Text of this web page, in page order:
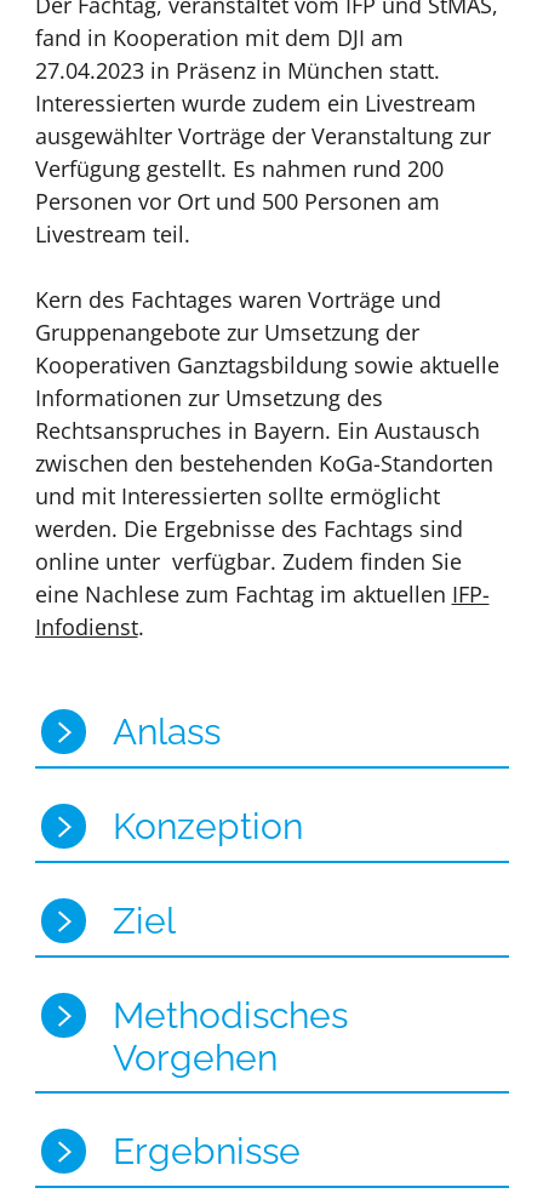
fand in Kooperation mit dem DJI am
27.04.2023 in Präsenz in München statt.
Interessierten wurde zudem ein Livestream
ausgewählter Vorträge der Veranstaltung zur
Verfügung gestellt. Es nahmen rund 200
Personen vor Ort und 500 Personen am
Livestream teil.
Kern des Fachtages waren Vorträge und
Gruppenangebote zur Umsetzung der
Kooperativen Ganztagsbildung sowie aktuelle
Informationen zur Umsetzung des
Rechtsanspruches in Bayern. Ein Austausch
zwischen den bestehenden KoGa-Standorten
und mit Interessierten sollte ermöglicht
werden. Die Ergebnisse des Fachtags sind
online unter verfügbar. Zudem finden Sie
eine Nachlese zum Fachtag im aktuellen IFP-
Infodienst.
Anlass
Konzeption
Ziel
Methodisches
Vorgehen
Ergebnisse